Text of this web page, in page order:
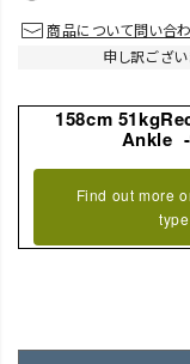
商品について問い合
申し訳ござい
158cm
Ankle
Find out more
type